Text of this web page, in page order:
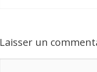
Laisser un